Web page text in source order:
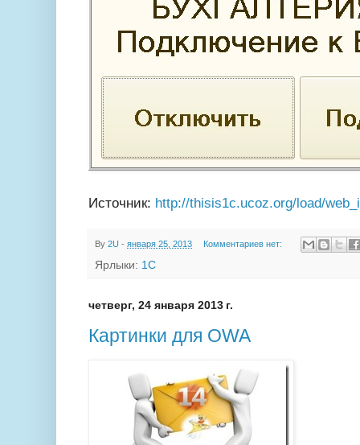
Источник: http://thisis1c.ucoz.org/load/
By 2U - января 25, 2013 Комментариев нет:
Ярлыки: 1С
четверг, 24 января 2013 г.
Картинки для OWA